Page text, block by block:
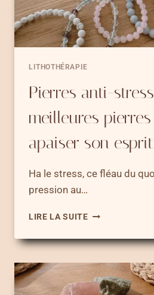
LITHOTHÉRAPIE
Pierres anti-
meilleures
apaiser son esprit
Ha le stress, ce fléau du
pression au…
LIRE LA SUITEPIERRES
STRESS
LES
10
MEILLEURES